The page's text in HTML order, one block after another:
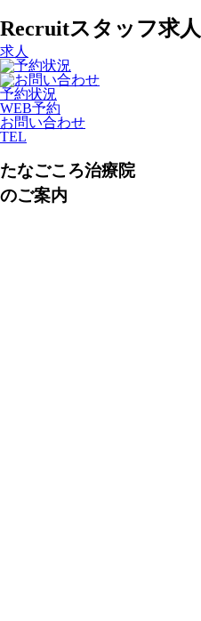
Recruitスタッフ求人
求人
予約状況
WEB予約
お問い合わせ
TEL
たなごころ治療院
のご案内